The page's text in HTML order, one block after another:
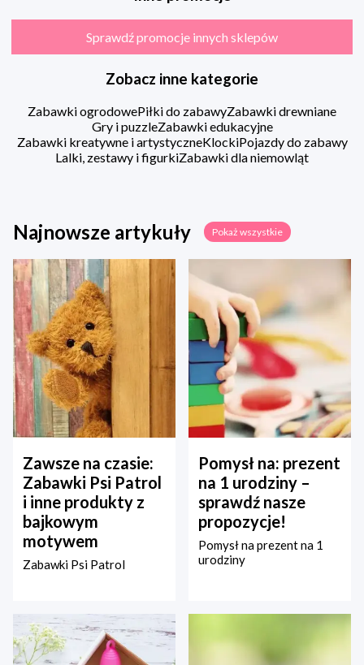
Sprawdź promocje innych sklepów
Zobacz inne kategorie
Zabawki ogrodowePiłki do zabawyZabawki drewniane
Gry i puzzleZabawki edukacyjne
Zabawki kreatywne i artystyczneKlockiPojazdy do zabawy
Lalki, zestawy i figurkiZabawki dla niemowląt
Najnowsze artykuły Pokaż wszystkie
Zawsze na czasie:
Zabawki Psi Patrol
i inne produkty z
bajkowym
motywem
Zabawki Psi Patrol
Pomysł na: prezent
na 1 urodziny –
sprawdź nasze
propozycje!
Pomysł na prezent na 1
urodziny